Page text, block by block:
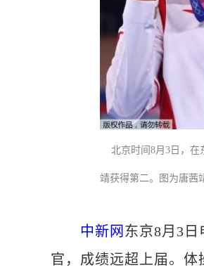
北京时间8月3日，在
靖获得第二。图为唐茜
中新网 东京8月3
官，成绩远超上届。